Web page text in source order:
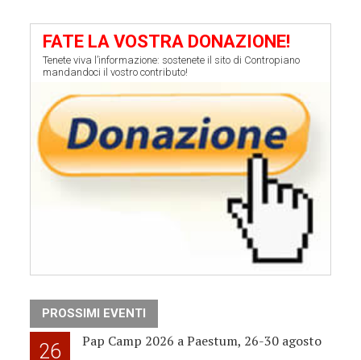
FATE LA VOSTRA DONAZIONE!
Tenete viva l’informazione: sostenete il sito di Contropiano
mandandoci il vostro contributo!
PROSSIMI EVENTI
26 Pap Camp 2026 a Paestum, 26-30 agosto